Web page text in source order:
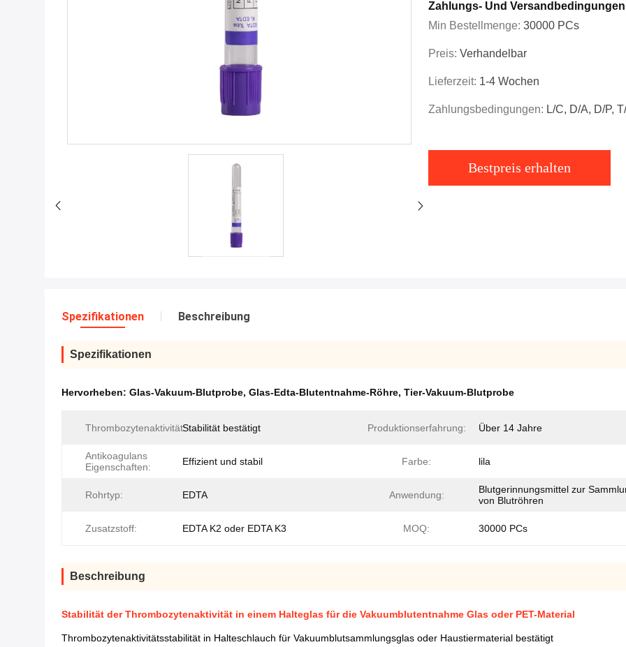
Zahlungs- Und Versandbedingungen
Min Bestellmenge: 30000 PCs
Preis: Verhandelbar
Lieferzeit: 1-4 Wochen
Zahlungsbedingungen: L/C, D/A, D/P,
Bestpreis erhalten
Spezifikationen Beschreibung
Spezifikationen
Hervorheben: Glas-Vakuum-Blutprobe, Glas-Edta-Blutentnahme-Röhre, Tier-Vakuum-Blutprobe
Thrombozytenaktivität:Stabilität bestätigt Produktionserfahrung: Über 14 Jahre
Antikoagulans
Eigenschaften:
Effizient und stabil Farbe: lila
Rohrtyp: EDTA Anwendung:
Blutgerinnungsmittel zur
von Blutröhren
Zusatzstoff: EDTA K2 oder EDTA K3 MOQ: 30000 PCs
Beschreibung
Stabilität der Thrombozytenaktivität in einem Halteglas für die Vakuumblutentnahme Glas oder PET-Material
Thrombozytenaktivitätsstabilität in Halteschlauch für Vakuumblutsammlungsglas oder Haustiermaterial bestätigt